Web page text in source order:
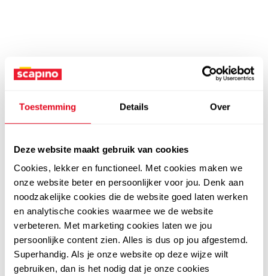
Toestemming Details Over
Deze website maakt gebruik van cookies
Cookies, lekker en functioneel. Met cookies maken we
onze website beter en persoonlijker voor jou. Denk aan
noodzakelijke cookies die de website goed laten werken
en analytische cookies waarmee we de website
verbeteren. Met marketing cookies laten we jou
persoonlijke content zien. Alles is dus op jou afgestemd.
Superhandig. Als je onze website op deze wijze wilt
gebruiken, dan is het nodig dat je onze cookies